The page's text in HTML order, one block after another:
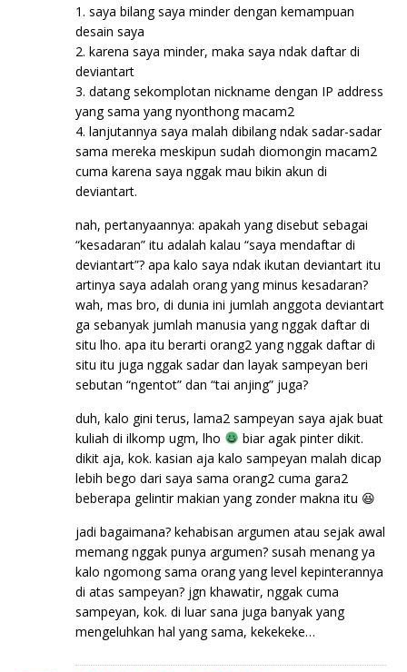
1. saya bilang saya minder dengan kemampuan
desain saya
2. karena saya minder, maka saya ndak daftar di
deviantart
3. datang sekomplotan nickname dengan IP address
yang sama yang nyonthong macam2
4. lanjutannya saya malah dibilang ndak sadar-sadar
sama mereka meskipun sudah diomongin macam2
cuma karena saya nggak mau bikin akun di
deviantart.
nah, pertanyaannya: apakah yang disebut sebagai
“kesadaran” itu adalah kalau “saya mendaftar di
deviantart”? apa kalo saya ndak ikutan deviantart itu
artinya saya adalah orang yang minus kesadaran?
wah, mas bro, di dunia ini jumlah anggota deviantart
ga sebanyak jumlah manusia yang nggak daftar di
situ lho. apa itu berarti orang2 yang nggak daftar di
situ itu juga nggak sadar dan layak sampeyan beri
sebutan “ngentot” dan “tai anjing” juga?
duh, kalo gini terus, lama2 sampeyan saya ajak buat
kuliah di ilkomp ugm, lho
biar agak pinter dikit.
dikit aja, kok. kasian aja kalo sampeyan malah dicap
lebih bego dari saya sama orang2 cuma gara2
beberapa gelintir makian yang zonder makna itu 😆
jadi bagaimana? kehabisan argumen atau sejak awal
memang nggak punya argumen? susah menang ya
kalo ngomong sama orang yang level kepinterannya
di atas sampeyan? jgn khawatir, nggak cuma
sampeyan, kok. di luar sana juga banyak yang
mengeluhkan hal yang sama, kekekeke…